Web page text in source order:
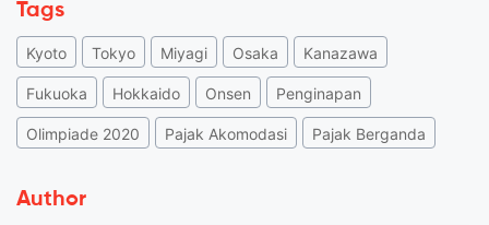
Tags
Kyoto Tokyo Miyagi Osaka Kanazawa
Fukuoka Hokkaido Onsen Penginapan
Olimpiade 2020 Pajak Akomodasi Pajak Berganda
Author